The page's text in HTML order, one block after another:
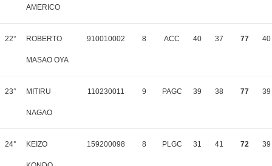
AMERICO
22° ROBERTO
MASAO OYA
910010002 8 ACC 40 37 77 40
23° MITIRU
NAGAO
110230011 9 PAGC 39 38 77 39
24° KEIZO 159200098 8 PLGC 31 41 72 39